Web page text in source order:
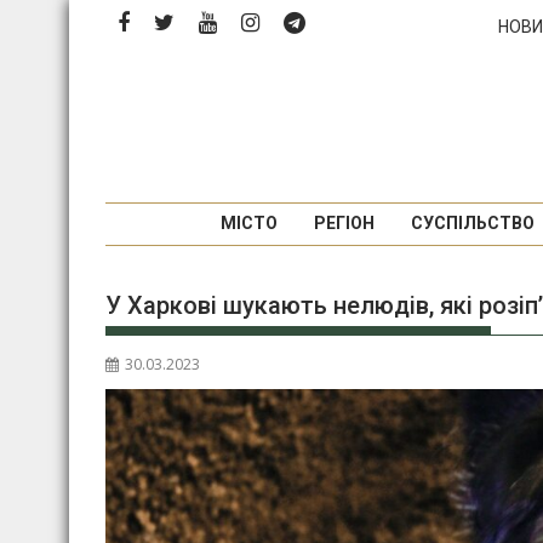
Перейти
МІСТО РЕГІОН СУСПІЛЬСТВО
У Харкові шукають нелюдів, які
30.03.2023